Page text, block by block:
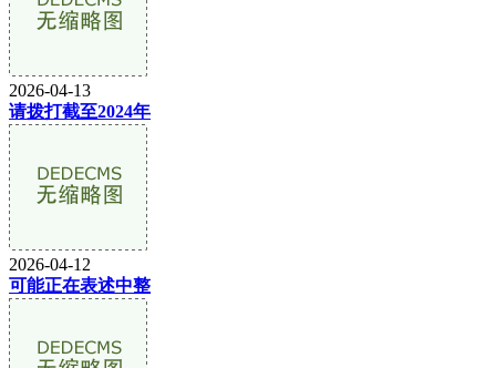
2026-04-13
请拨打截至2024年
2026-04-12
可能正在表述中整